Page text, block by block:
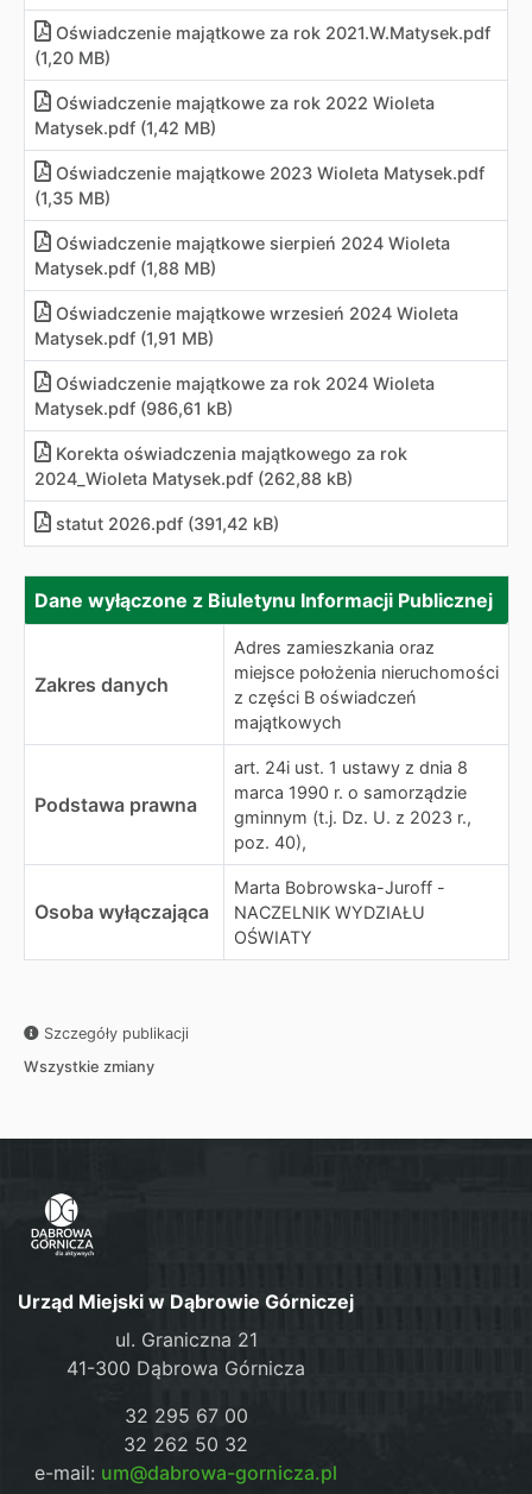
Oświadczenie majątkowe za rok 2021.W.Matysek.pdf
(1,20 MB)
Oświadczenie majątkowe za rok 2022 Wioleta
Matysek.pdf (1,42 MB)
Oświadczenie majątkowe 2023 Wioleta Matysek.pdf
(1,35 MB)
Oświadczenie majątkowe sierpień 2024 Wioleta
Matysek.pdf (1,88 MB)
Oświadczenie majątkowe wrzesień 2024 Wioleta
Matysek.pdf (1,91 MB)
Oświadczenie majątkowe za rok 2024 Wioleta
Matysek.pdf (986,61 kB)
Korekta oświadczenia majątkowego za rok
2024_Wioleta Matysek.pdf (262,88 kB)
statut 2026.pdf (391,42 kB)
Dane wyłączone z Biuletynu Informacji Publicznej
Dane wyłączone z Biuletynu Informacji Publicznej
Zakres danych
Adres zamieszkania oraz
miejsce położenia nieruchomości
z części B oświadczeń
majątkowych
Podstawa prawna
art. 24i ust. 1 ustawy z dnia 8
marca 1990 r. o samorządzie
gminnym (t.j. Dz. U. z 2023 r.,
poz. 40),
Osoba wyłączająca
Marta Bobrowska-Juroff -
NACZELNIK WYDZIAŁU
OŚWIATY
Szczegóły publikacji
Wszystkie zmiany
Urząd Miejski w Dąbrowie Górniczej
ul. Graniczna 21
41-300 Dąbrowa Górnicza
32 295 67 00
32 262 50 32
e-mail: um@dabrowa-gornicza.pl